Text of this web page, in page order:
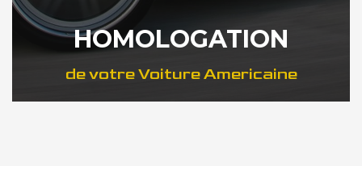
HOMOLOGATION
de votre Voiture Americaine